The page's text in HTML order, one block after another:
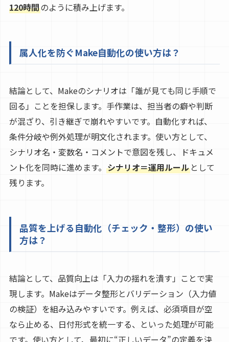
120時間のように積み上げます。
属人化を防ぐMake自動化の使い方は？
結論として、Makeのシナリオは「誰が見ても同じ手順で
回る」ことを担保します。手作業は、担当者の癖や判断
が混ざり、引き継ぎで崩れやすいです。自動化すれば、
条件分岐や例外処理が明文化されます。使い方として、
シナリオ名・変数名・コメントで意図を残し、ドキュメ
ント化を同時に進めます。 シナリオ＝運用ルールとして
残ります。
品質を上げる自動化（チェック・整形）の使い
方は？
結論として、品質向上は「入力の揺れを潰す」ことで実
現します。Makeはデータ整形とバリデーション（入力値
の検証）を組み込みやすいです。例えば、必須項目が空
なら止める、日付形式を統一する、といった処理が可能
です。使い方として、最初に“正しいデータ”の定義を決